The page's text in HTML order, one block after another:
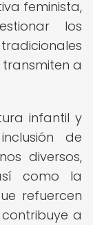
feminista,
los
a
infantil y
de
diversos,
como la
refuercen
a